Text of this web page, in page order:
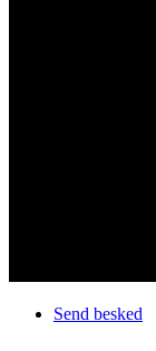
Send besked